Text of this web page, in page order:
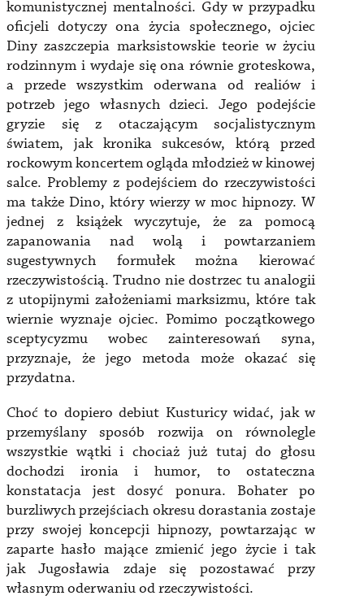
komunistycznej mentalności. Gdy w przypadku
oficjeli dotyczy ona życia społecznego, ojciec
Diny zaszczepia marksistowskie teorie w życiu
rodzinnym i wydaje się ona równie groteskowa,
a przede wszystkim oderwana od realiów i
potrzeb jego własnych dzieci. Jego podejście
gryzie się z otaczającym socjalistycznym
światem, jak kronika sukcesów, którą przed
rockowym koncertem ogląda młodzież w kinowej
salce. Problemy z podejściem do rzeczywistości
ma także Dino, który wierzy w moc hipnozy. W
jednej z książek wyczytuje, że za pomocą
zapanowania nad wolą i powtarzaniem
sugestywnych formułek można kierować
rzeczywistością. Trudno nie dostrzec tu analogii
z utopijnymi założeniami marksizmu, które tak
wiernie wyznaje ojciec. Pomimo początkowego
sceptycyzmu wobec zainteresowań syna,
przyznaje, że jego metoda może okazać się
przydatna.
Choć to dopiero debiut Kusturicy widać, jak w
przemyślany sposób rozwija on równolegle
wszystkie wątki i chociaż już tutaj do głosu
dochodzi ironia i humor, to ostateczna
konstatacja jest dosyć ponura. Bohater po
burzliwych przejściach okresu dorastania zostaje
przy swojej koncepcji hipnozy, powtarzając w
zaparte hasło mające zmienić jego życie i tak
jak Jugosławia zdaje się pozostawać przy
własnym oderwaniu od rzeczywistości.